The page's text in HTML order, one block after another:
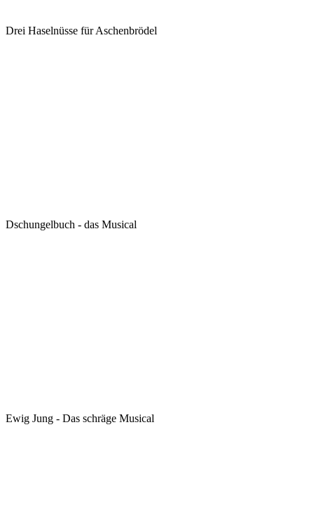
Drei Haselnüsse für Aschenbrödel
Dschungelbuch - das Musical
Ewig Jung - Das schräge Musical